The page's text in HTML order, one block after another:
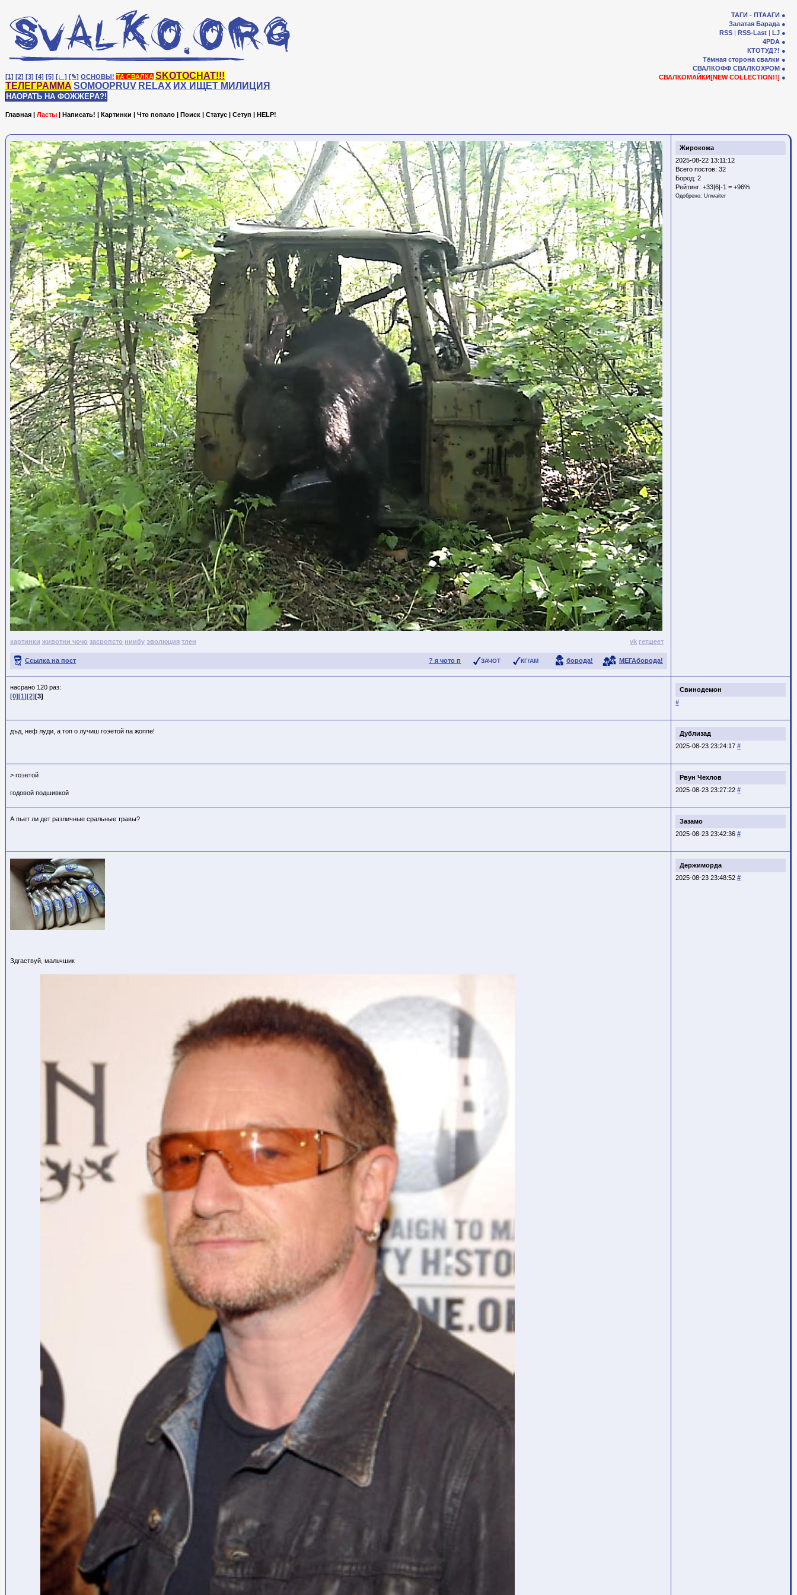
[1] [2] [3] [4] [5] [♩] [✎] ОСНОВЫ! ТА СВАЛКА SKOTOCHAT!!!
ТЕЛЕГРАММА SOMOOPRUV RELAX ИХ ИЩЕТ МИЛИЦИЯ
НАОРАТЬ НА ФОЖЖЕРА?!
ТАГИ - ПТААГИ
Залатая Барада
RSS | RSS-Last | LJ
4PDA
КТОТУД?!
Тёмная сторона свалки
СВАЛКОФФ СВАЛКОХРОМ
СВАЛКОМАЙКИ[NEW COLLECTION!!]
Главная | Ласты | Написать! | Картинки | Что попало | Поиск | Статус | Сетуп | HELP!
Жирокожа
2025-08-22 13:11:12
Всего постов: 32
Бород: 2
Рейтинг: +33|6|-1 = +96%
Одобрено: Unwaiter
картинки животни чочо засропсто ниибу эволюция тлен vk гетшеет
? я чото п ЗАЧОТ КГ/АМ борода! МЕГАборода!
Ссылка на пост
Свинодемон
#
насрано 120 раз:
[0][1][2][3]
Дублизад
2025-08-23 23:24:17 #
дъд, неф луди, а топ о лучиш гоэетой па жоппе!
Рвун Чехлов
2025-08-23 23:27:22 #
> гоэетой
годовой подшивкой
Зазамо
2025-08-23 23:42:36 #
А пьет ли дет различные сральные травы?
Держиморда
2025-08-23 23:48:52 #
Здгаствуй, мальчшик